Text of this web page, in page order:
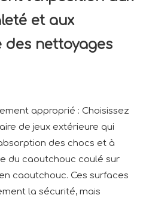
et aux
des nettoyages
approprié : Choisissez
de jeux extérieure qui
des chocs et à
du caoutchouc coulé sur
caoutchouc. Ces surfaces
la sécurité, mais